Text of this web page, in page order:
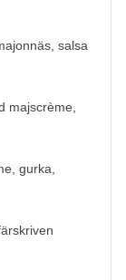
salsa
majscrème,
gurka,